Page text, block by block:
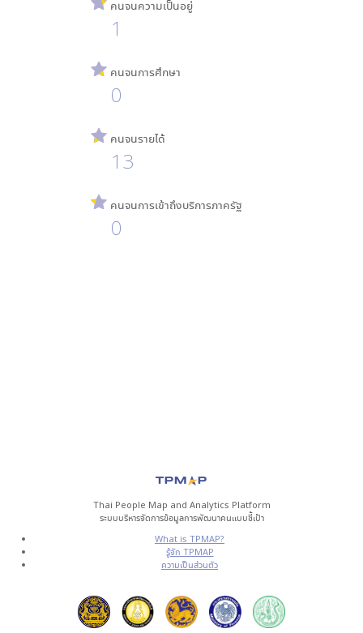
คนจนความเป็นอยู่
1
คนจนการศึกษา
0
คนจนรายได้
13
คนจนการเข้าถึงบริการภาครัฐ
0
Thai People Map and Analytics Platform
ระบบบริหารจัดการข้อมูลการพัฒนาคนแบบชี้เป้า
What is TPMAP?
รู้จัก TPMAP
ความเป็นส่วนตัว